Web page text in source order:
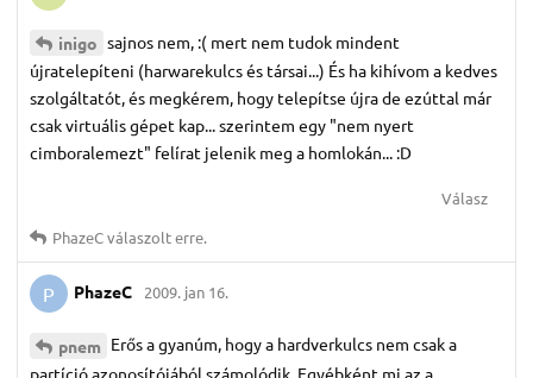
inigo sajnos nem, :( mert nem tudok mindent
újratelepíteni (harwarekulcs és társai...) És ha kihívom a kedves
szolgáltatót, és megkérem, hogy telepítse újra de ezúttal már
csak virtuális gépet kap... szerintem egy "nem nyert
cimboralemezt" felírat jelenik meg a homlokán... :D
Válasz
PhazeCválaszolt erre.
P PhazeC 2009. jan 16.
pnem Erős a gyanúm, hogy a hardverkulcs nem csak a
partíció azonosítójából számolódik. Egyébként mi az a